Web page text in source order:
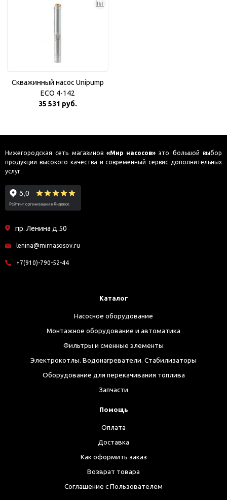
Скважинный насос Unipump
ECO 4-142
35 531 руб.
Нижегородская сеть магазинов «Мир насосов» это большой выбор
продукции высокого качества и современный сервис дополнительных
услуг.
пр. Ленина д.50
lenina@mirnasosov.ru
+7(910)-790-52-44
Каталог
Насосное оборудование
Монтажное оборудование и автоматика
Фильтры и сменные элементы
Электрокотлы. Водонагреватели. Стабилизаторы
Оборудование для перекачивания топлива
Запчасти
Помощь
Оплата
Доставка
Как оформить заказ
Возврат товара
Соглашение с Пользователем